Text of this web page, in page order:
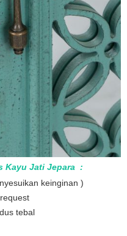
Kayu Jati Jepara :
keinginan )
tebal